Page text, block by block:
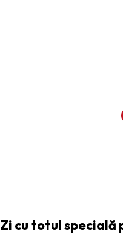
Zi cu totul specială